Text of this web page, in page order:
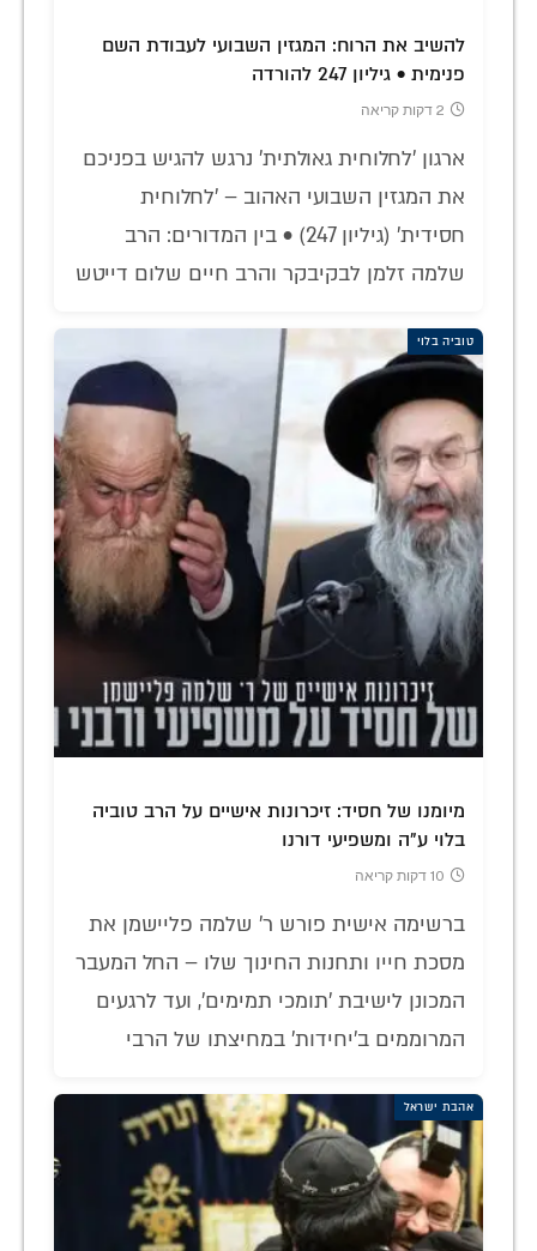
להשיב את הרוח: המגזין השבועי לעבודת השם
פנימית • גיליון 247 להורדה
2 דקות קריאה
ארגון 'לחלוחית גאולתית' נרגש להגיש בפניכם
את המגזין השבועי האהוב – 'לחלוחית
חסידית' (גיליון 247) • בין המדורים: הרב
שלמה זלמן לבקיבקר והרב חיים שלום דייטש
טוביה בלוי
מיומנו של חסיד: זיכרונות אישיים על הרב טוביה
בלוי ע"ה ומשפיעי דורנו
10 דקות קריאה
ברשימה אישית פורש ר' שלמה פליישמן את
מסכת חייו ותחנות החינוך שלו – החל המעבר
המכונן לישיבת 'תומכי תמימים', ועד לרגעים
המרוממים ב'יחידות' במחיצתו של הרבי
אהבת ישראל